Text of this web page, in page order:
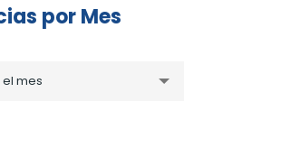
por Mes
el mes